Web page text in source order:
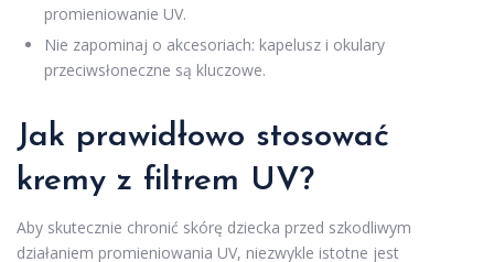
promieniowanie UV.
Nie zapominaj o akcesoriach: kapelusz i okulary
przeciwsłoneczne są kluczowe.
Jak prawidłowo stosować
kremy z filtrem UV?
Aby skutecznie chronić skórę dziecka przed szkodliwym
działaniem promieniowania UV, niezwykle istotne jest